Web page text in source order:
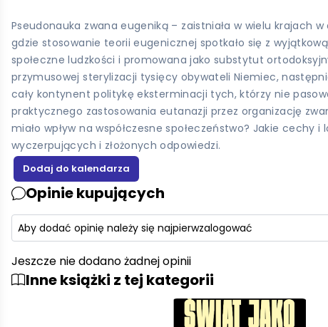
Pseudonauka zwana eugeniką – zaistniała w wielu krajach
gdzie stosowanie teorii eugenicznej spotkało się z
społeczne ludzkości i promowana jako substytut
przymusowej sterylizacji tysięcy obywateli Niemiec,
cały kontynent politykę eksterminacji tych, którzy nie
praktycznego zastosowania eutanazji przez organizację
miało wpływ na współczesne społeczeństwo? Jakie
wyczerpujących i złożonych odpowiedzi.
Opinie kupujących
Aby dodać opinię należy się najpierwzalogować
Jeszcze nie dodano żadnej opinii
Inne książki z tej kategorii